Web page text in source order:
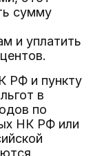
сумму
и уплатить
РФ и пункту
в
по
НК РФ или